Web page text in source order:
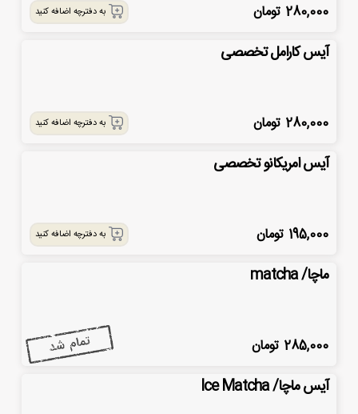
280,000 تومان به دفترچه اضافه کنید
آیس کارامل تخصصی
280,000 تومان به دفترچه اضافه کنید
آیس امریکانو تخصصی
195,000 تومان به دفترچه اضافه کنید
ماچا/ matcha
285,000 تومان
آیس ماچا/ Ice Matcha